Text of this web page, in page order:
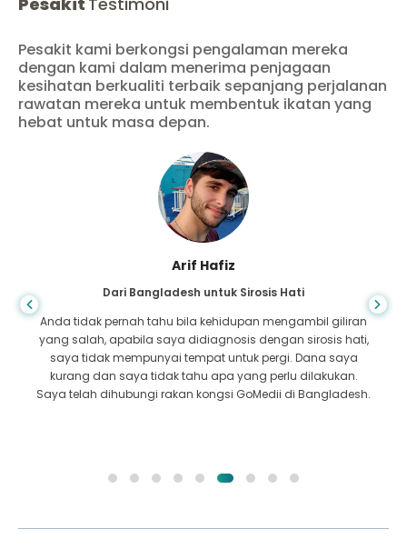
Pesakit kami berkongsi pengalaman mereka
dengan kami dalam menerima penjagaan
kesihatan berkualiti terbaik sepanjang perjalanan
rawatan mereka untuk membentuk ikatan yang
hebat untuk masa depan.
Arif Hafiz
Dari Bangladesh untuk Sirosis Hati
Anda tidak pernah tahu bila kehidupan mengambil giliran
yang salah, apabila saya didiagnosis dengan sirosis hati,
saya tidak mempunyai tempat untuk pergi. Dana saya
kurang dan saya tidak tahu apa yang perlu dilakukan.
Saya telah dihubungi rakan kongsi GoMedii di Bangladesh.